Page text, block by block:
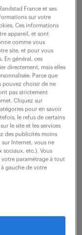
vos mission
opérationnel
des marchés
et de travaux,
d'achat,
coordination
et les
(y
France et ses
sur votre
Ces informations
appareil, et sont
comme vous
site, et pour vous
En général, ces
directement, mais elles
Parce que
pouvez choisir de ne
pas strictement
Cliquez sur
pour en savoir
le refus de certains
le site et les services
des publicités moins
Internet, vous ne
sociaux, etc.). Vous
paramétrage à tout
gauche de votre